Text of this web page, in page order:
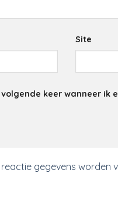
Site
keer wanneer ik
reactie gegevens worden